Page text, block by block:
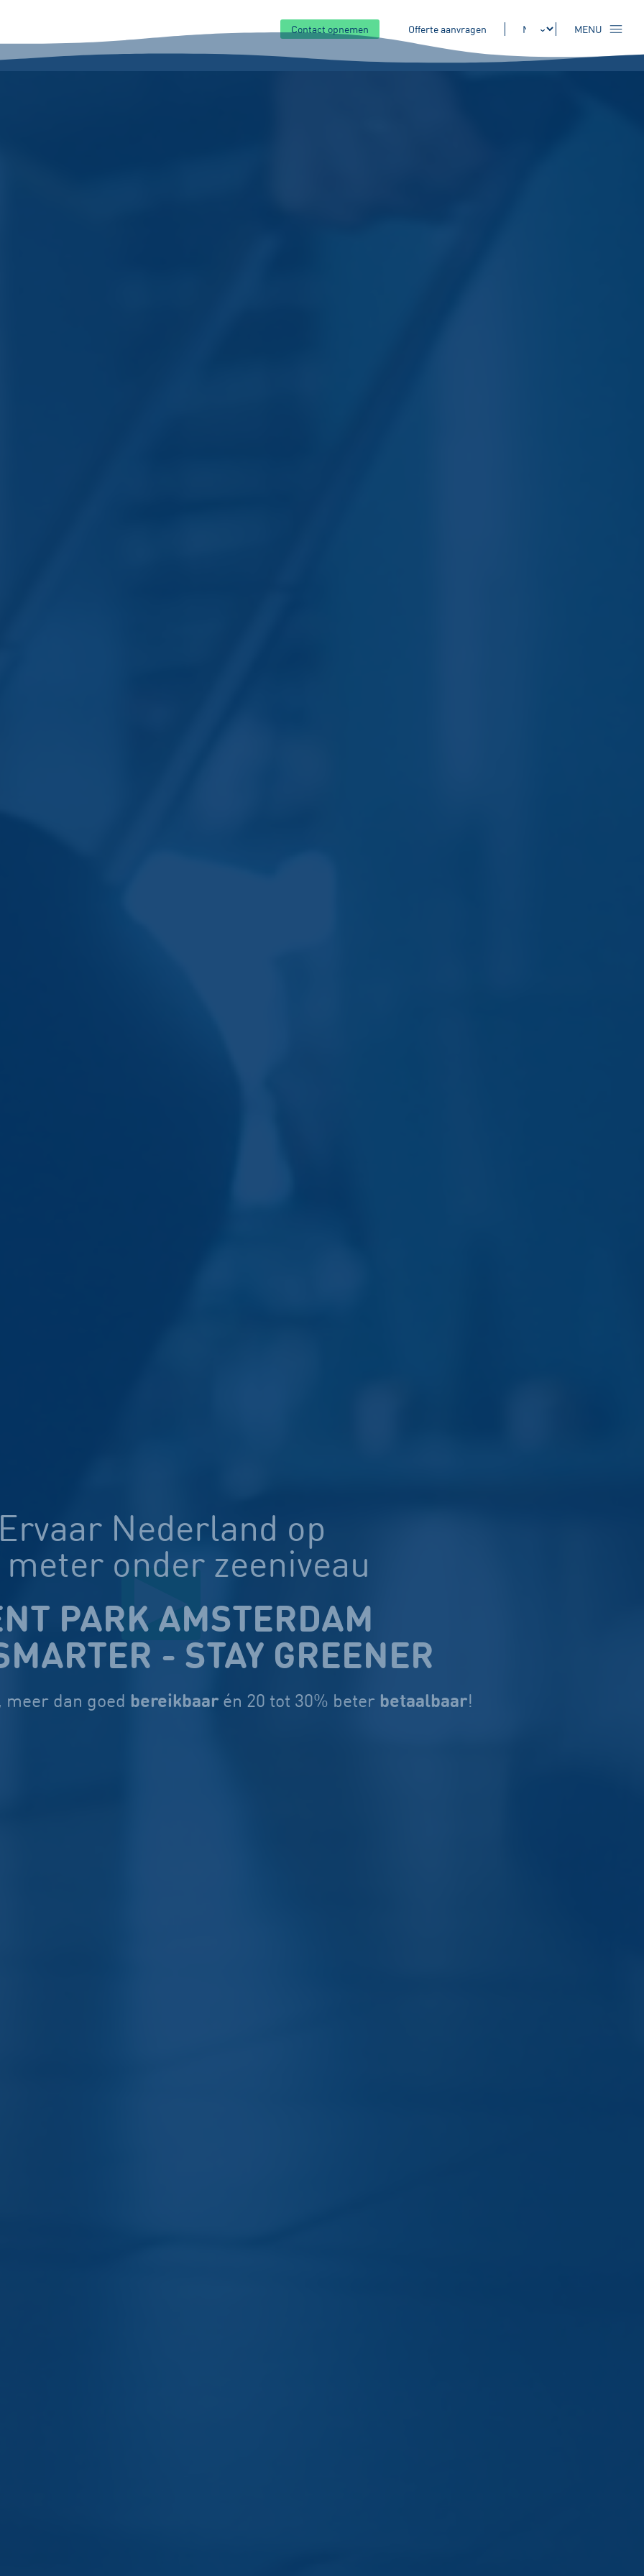
Contact opnemen Offerte aanvragen MENU
Nederland op
meter onder zeeniveau
PARK AMSTERDAM
- STAY GREENER
meer dan goed bereikbaarén 20 tot 30% beter betaalbaar!